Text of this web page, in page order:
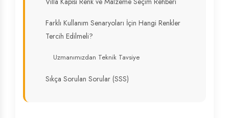
Farklı Kullanım Senaryoları İçin Hangi Renkler
Tercih Edilmeli?
Uzmanımızdan Teknik Tavsiye
Sıkça Sorulan Sorular (SSS)